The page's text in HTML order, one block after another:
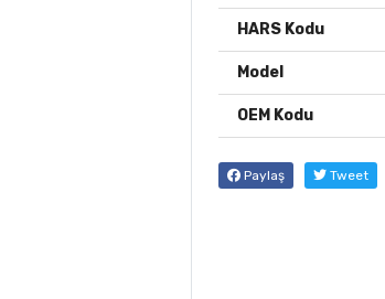
HARS Kodu
Model
OEM Kodu
Paylaş Tweet